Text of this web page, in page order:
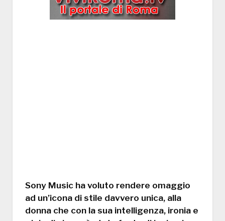
Sony Music ha voluto rendere omaggio
ad un’icona di stile davvero unica, alla
donna che con la sua intelligenza, ironia e